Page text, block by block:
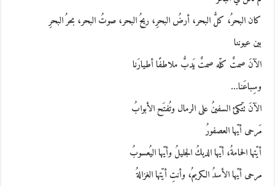
كان البحرُ، كلُّ البحر، أرضُ البحرِ، ريحُ البحر، صوتُ البحر، بحرُ البحرِ
بين عيوننا
الآنَ صمتٌ كلّه صمتٌ يَدبُّ ملاطفًا أطيارَنا
وسِباعَنا…
الآنَ تتّكئ السفينُ على الرمال وتُفتَح الأبوابُ
مَرحى أيّها العصفورُ
أيّتها الحمامةُ، أيّها الديكُ الجليلُ وأيّها اليُعسوبُ
مرحى أيّها الأسدُ الكريمُ، وأنتِ أيّتها الغزالةُ